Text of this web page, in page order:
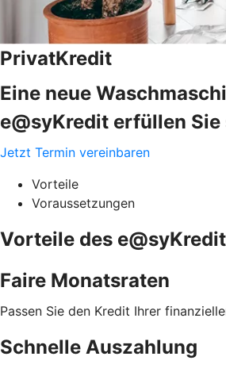
PrivatKredit
Eine neue
e@syKredit erfüllen
Jetzt Termin vereinbaren
Vorteile
Voraussetzungen
Vorteile des
Faire Monatsraten
Passen Sie den Kredit Ihrer
Schnelle Auszahlung